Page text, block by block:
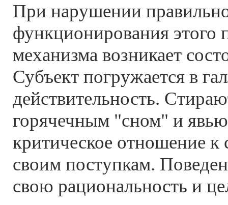
При нарушении
функционирования этого
механизма возникает
Субъект погружается в
действительность.
горячечным "сном" и
критическое отношение к
своим поступкам.
свою рациональность и